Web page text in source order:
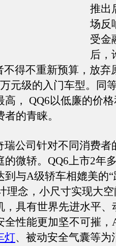
推出
场反
受金
后，
不得不重新预算，放弃
元级的入门车型。同
高， QQ6以低廉的价
的青睐。
公司针对不同消费者
的微轿。QQ6上市2年
与A级轿车相媲美的“
理念，小尺寸实现大
，具有世界先进水平、
全性能更加坚不可摧，
灯、被动安全气囊等为